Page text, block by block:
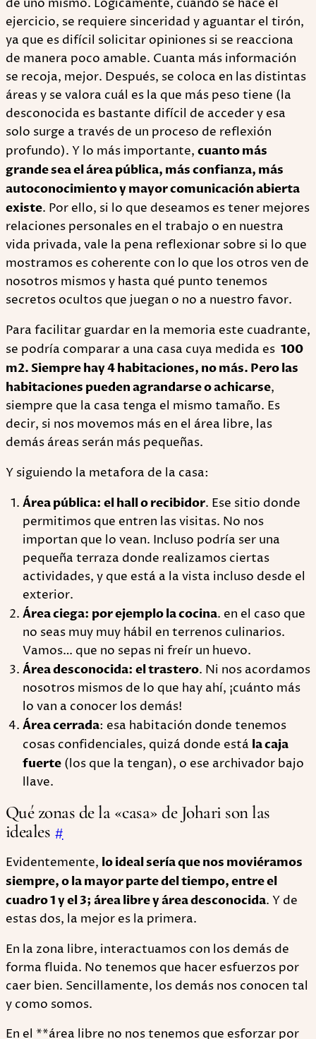
de uno mismo. Lógicamente, cuando se hace el
ejercicio, se requiere sinceridad y aguantar el tirón,
ya que es difícil solicitar opiniones si se reacciona
de manera poco amable. Cuanta más información
se recoja, mejor. Después, se coloca en las distintas
áreas y se valora cuál es la que más peso tiene (la
desconocida es bastante difícil de acceder y esa
solo surge a través de un proceso de reflexión
profundo). Y lo más importante, cuanto más
grande sea el área pública, más confianza, más
autoconocimiento y mayor comunicación abierta
existe. Por ello, si lo que deseamos es tener mejores
relaciones personales en el trabajo o en nuestra
vida privada, vale la pena reflexionar sobre si lo que
mostramos es coherente con lo que los otros ven de
nosotros mismos y hasta qué punto tenemos
secretos ocultos que juegan o no a nuestro favor.
Para facilitar guardar en la memoria este cuadrante,
se podría comparar a una casa cuya medida es 100
m2. Siempre hay 4 habitaciones, no más. Pero las
habitaciones pueden agrandarse o achicarse,
siempre que la casa tenga el mismo tamaño. Es
decir, si nos movemos más en el área libre, las
demás áreas serán más pequeñas.
Y siguiendo la metafora de la casa:
Área pública: el hall o recibidor. Ese sitio donde
permitimos que entren las visitas. No nos
importan que lo vean. Incluso podría ser una
pequeña terraza donde realizamos ciertas
actividades, y que está a la vista incluso desde el
exterior.
Área ciega: por ejemplo la cocina. en el caso que
no seas muy muy hábil en terrenos culinarios.
Vamos… que no sepas ni freír un huevo.
Área desconocida: el trastero. Ni nos acordamos
nosotros mismos de lo que hay ahí, ¡cuánto más
lo van a conocer los demás!
Área cerrada: esa habitación donde tenemos
cosas confidenciales, quizá donde está la caja
fuerte (los que la tengan), o ese archivador bajo
llave.
Qué zonas de la «casa» de Johari son las
ideales #
Evidentemente, lo ideal sería que nos moviéramos
siempre, o la mayor parte del tiempo, entre el
cuadro 1 y el 3; área libre y área desconocida. Y de
estas dos, la mejor es la primera.
En la zona libre, interactuamos con los demás de
forma fluida. No tenemos que hacer esfuerzos por
caer bien. Sencillamente, los demás nos conocen tal
y como somos.
En el **área libre no nos tenemos que esforzar por